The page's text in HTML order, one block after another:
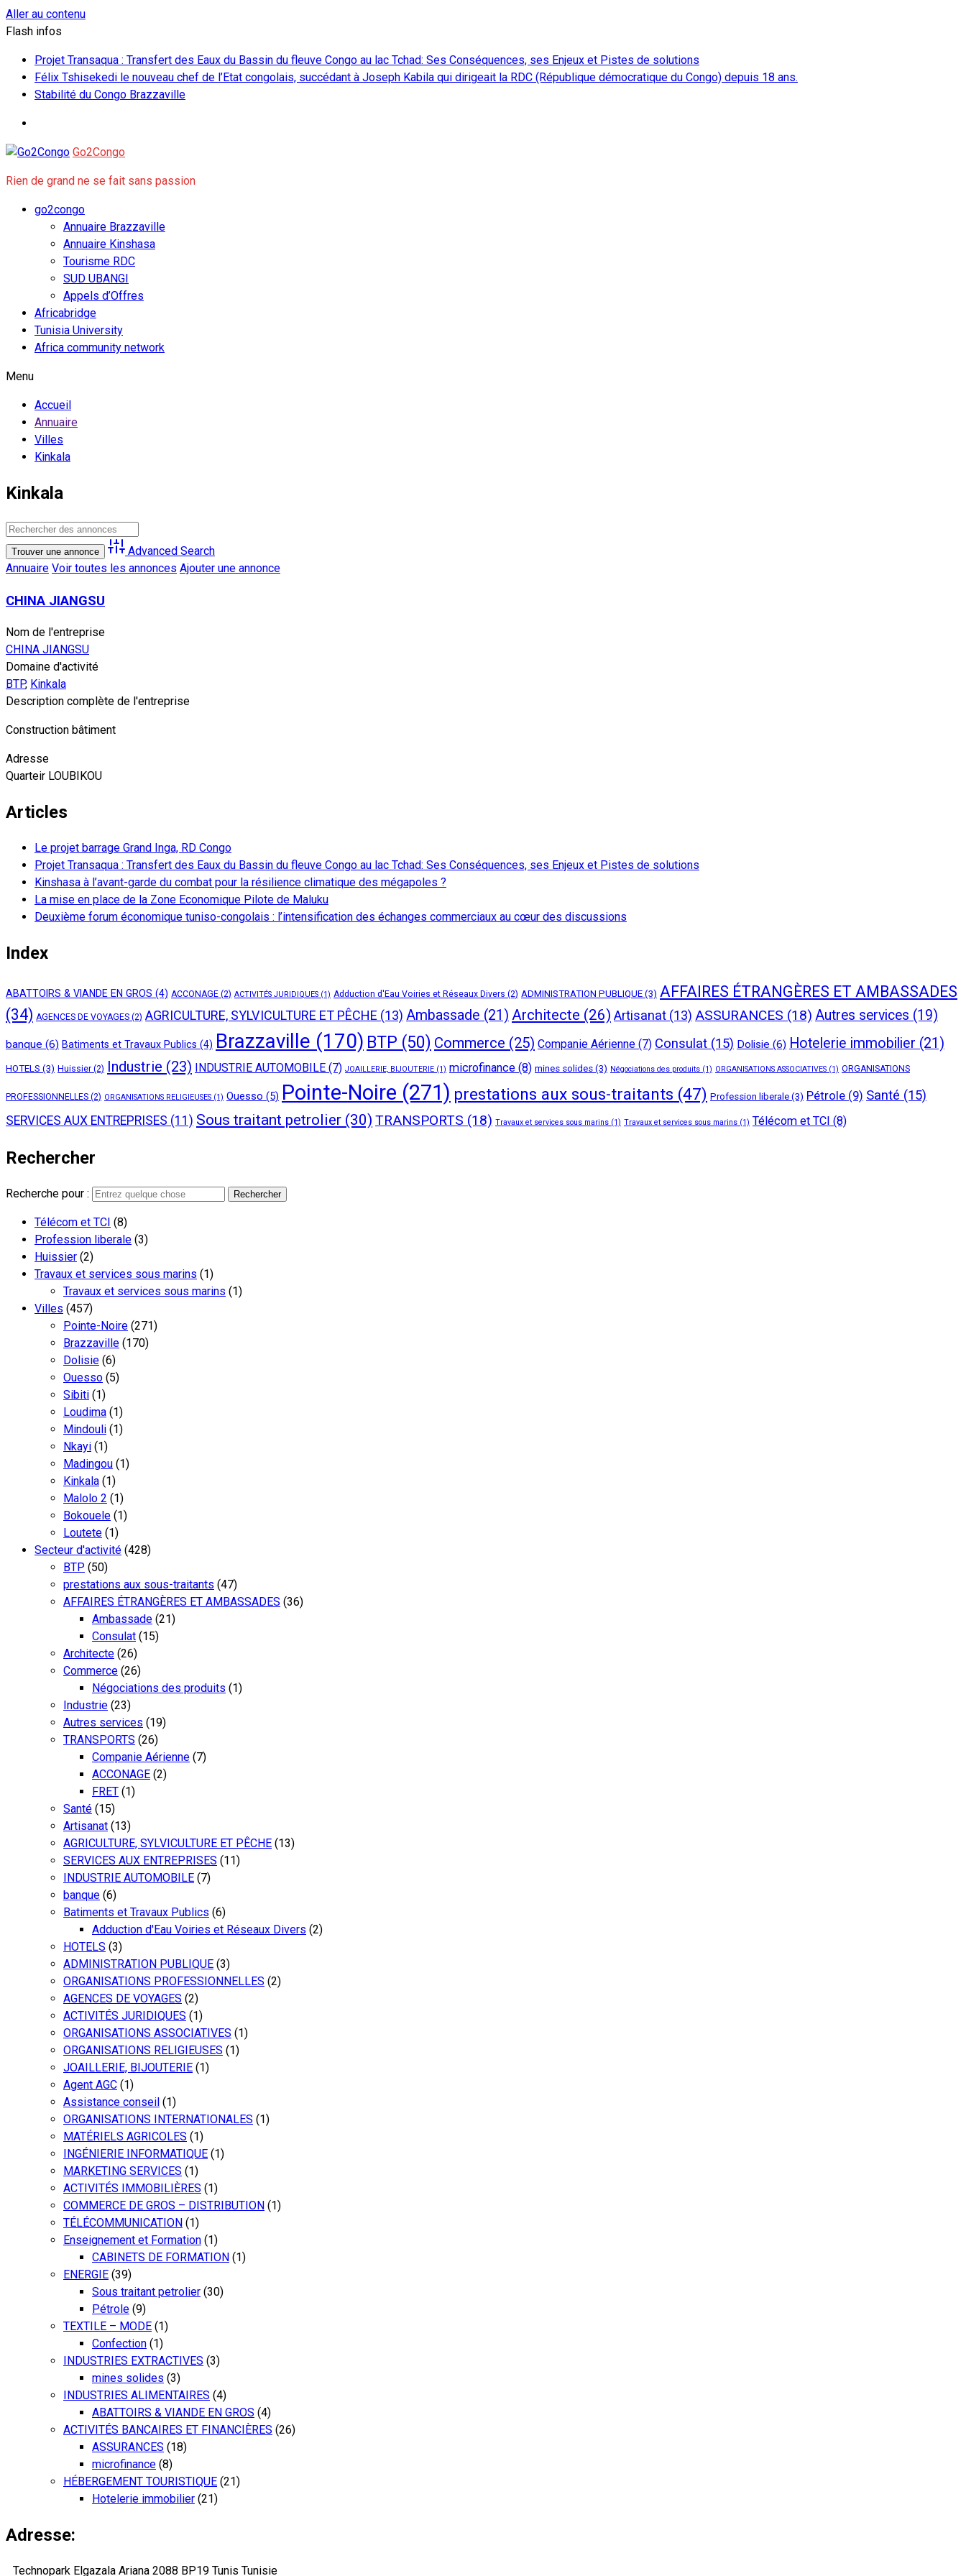
Aller au contenu
Flash infos
Projet Transaqua : Transfert des Eaux du Bassin du fleuve Congo au lac Tchad: Ses Conséquences, ses Enjeux et Pistes de solutions
Félix Tshisekedi le nouveau chef de l’Etat congolais, succédant à Joseph Kabila qui dirigeait la RDC (République démocratique du Congo) depuis 18 ans.
Stabilité du Congo Brazzaville
Go2Congo
Rien de grand ne se fait sans passion
go2congo
Annuaire Brazzaville
Annuaire Kinshasa
Tourisme RDC
SUD UBANGI
Appels d’Offres
Africabridge
Tunisia University
Africa community network
Menu
Accueil
Annuaire
Villes
Kinkala
Kinkala
Advanced Search
Annuaire Voir toutes les annonces Ajouter une annonce
CHINA JIANGSU
Nom de l'entreprise
CHINA JIANGSU
Domaine d'activité
BTP, Kinkala
Description complète de l'entreprise
Construction bâtiment
Adresse
Quarteir LOUBIKOU
Articles
Le projet barrage Grand Inga, RD Congo
Projet Transaqua : Transfert des Eaux du Bassin du fleuve Congo au lac Tchad: Ses Conséquences, ses Enjeux et Pistes de solutions
Kinshasa à l’avant-garde du combat pour la résilience climatique des mégapoles ?
La mise en place de la Zone Economique Pilote de Maluku
Deuxième forum économique tuniso-congolais : l’intensification des échanges commerciaux au cœur des discussions
Index
ABATTOIRS & VIANDE EN GROS (4) ACCONAGE (2) ACTIVITÉS JURIDIQUES (1) Adduction d'Eau Voiries et Réseaux Divers (2) ADMINISTRATION PUBLIQUE (3) AFFAIRES ÉTRANGÈRES ET AMBASSADES
(34) AGENCES DE VOYAGES (2) AGRICULTURE, SYLVICULTURE ET PÊCHE (13) Ambassade (21) Architecte (26) Artisanat (13) ASSURANCES (18) Autres services (19)
banque (6) Batiments et Travaux Publics (4) Brazzaville (170) BTP (50) Commerce (25) Companie Aérienne (7) Consulat (15) Dolisie (6) Hotelerie immobilier (21)
HOTELS (3) Huissier (2) Industrie (23) INDUSTRIE AUTOMOBILE (7) JOAILLERIE, BIJOUTERIE (1) microfinance (8) mines solides (3) Négociations des produits (1) ORGANISATIONS ASSOCIATIVES (1) ORGANISATIONS
PROFESSIONNELLES (2) ORGANISATIONS RELIGIEUSES (1) Ouesso (5) Pointe-Noire (271) prestations aux sous-traitants (47) Profession liberale (3) Pétrole (9) Santé (15)
SERVICES AUX ENTREPRISES (11) Sous traitant petrolier (30) TRANSPORTS (18) Travaux et services sous marins (1) Travaux et services sous marins (1) Télécom et TCI (8)
Rechercher
Recherche pour :
Télécom et TCI (8)
Profession liberale (3)
Huissier (2)
Travaux et services sous marins (1)
Travaux et services sous marins (1)
Villes (457)
Pointe-Noire (271)
Brazzaville (170)
Dolisie (6)
Ouesso (5)
Sibiti (1)
Loudima (1)
Mindouli (1)
Nkayi (1)
Madingou (1)
Kinkala (1)
Malolo 2 (1)
Bokouele (1)
Loutete (1)
Secteur d'activité (428)
BTP (50)
prestations aux sous-traitants (47)
AFFAIRES ÉTRANGÈRES ET AMBASSADES (36)
Ambassade (21)
Consulat (15)
Architecte (26)
Commerce (26)
Négociations des produits (1)
Industrie (23)
Autres services (19)
TRANSPORTS (26)
Companie Aérienne (7)
ACCONAGE (2)
FRET (1)
Santé (15)
Artisanat (13)
AGRICULTURE, SYLVICULTURE ET PÊCHE (13)
SERVICES AUX ENTREPRISES (11)
INDUSTRIE AUTOMOBILE (7)
banque (6)
Batiments et Travaux Publics (6)
Adduction d'Eau Voiries et Réseaux Divers (2)
HOTELS (3)
ADMINISTRATION PUBLIQUE (3)
ORGANISATIONS PROFESSIONNELLES (2)
AGENCES DE VOYAGES (2)
ACTIVITÉS JURIDIQUES (1)
ORGANISATIONS ASSOCIATIVES (1)
ORGANISATIONS RELIGIEUSES (1)
JOAILLERIE, BIJOUTERIE (1)
Agent AGC (1)
Assistance conseil (1)
ORGANISATIONS INTERNATIONALES (1)
MATÉRIELS AGRICOLES (1)
INGÉNIERIE INFORMATIQUE (1)
MARKETING SERVICES (1)
ACTIVITÉS IMMOBILIÈRES (1)
COMMERCE DE GROS – DISTRIBUTION (1)
TÉLÉCOMMUNICATION (1)
Enseignement et Formation (1)
CABINETS DE FORMATION (1)
ENERGIE (39)
Sous traitant petrolier (30)
Pétrole (9)
TEXTILE – MODE (1)
Confection (1)
INDUSTRIES EXTRACTIVES (3)
mines solides (3)
INDUSTRIES ALIMENTAIRES (4)
ABATTOIRS & VIANDE EN GROS (4)
ACTIVITÉS BANCAIRES ET FINANCIÈRES (26)
ASSURANCES (18)
microfinance (8)
HÉBERGEMENT TOURISTIQUE (21)
Hotelerie immobilier (21)
Adresse:
Technopark Elgazala Ariana 2088 BP19 Tunis Tunisie